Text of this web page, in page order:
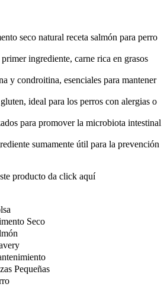
seco natural receta salmón para perro
ingrediente, carne rica en grasos
y condroitina, esenciales para mantener
ideal para los perros con alergias o
para promover la microbiota intestinal
sumamente útil para la prevención
producto da click aquí
Seco
Pequeñas